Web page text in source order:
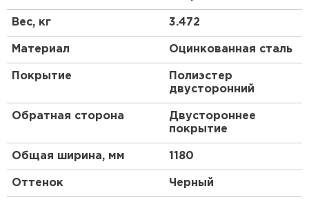
Получаются они после проката на оборудовании,
их высота и форма зависят от назначения и типа
стройматериала.
Профлист, изготовленный по всем стандартам,
имеет нескольких слоев:
основа из низколегированной стали;
обработка антикоррозийным составом;
грунтовка;
декоративное покрытие цветным полимером,
состоящим из смеси синтетических смол и
Вес, кг 3.472
Материал Оцинкованная сталь
Покрытие
Полиэстер
двусторонний
Обратная сторона
Двустороннее
покрытие
Общая ширина, мм 1180
Оттенок Черный